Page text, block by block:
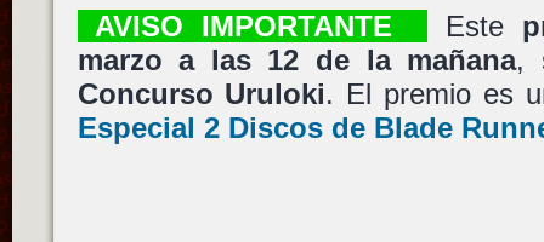
AVISO IMPORTANTE
Este
marzo a las 12 de la mañana,
Concurso Uruloki. El premio es
Especial 2 Discos de Blade